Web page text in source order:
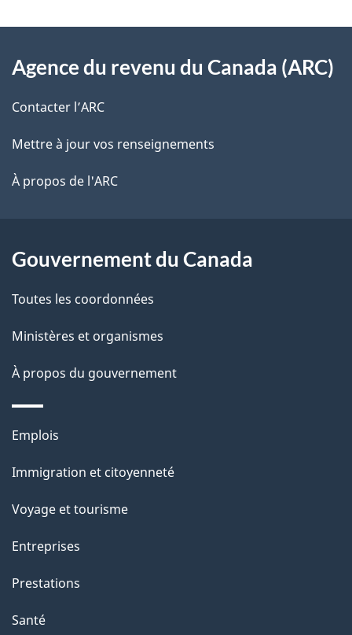
l
s
l
a
a
g
e
t
r
e
t
a
t
i
n
s
r
c
t
t
a
propos
de
ce
site
Agence du revenu du Canada (ARC)
Contacter l’ARC
Mettre à jour vos renseignements
À propos de l'ARC
Gouvernement du Canada
Toutes les coordonnées
Ministères et organismes
À propos du gouvernement
Thèmes
sujets
Emplois
Immigration et citoyenneté
Voyage et tourisme
Entreprises
Prestations
Santé